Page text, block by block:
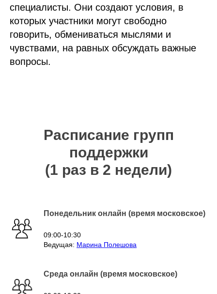
специалисты. Они создают условия, в
которых участники могут свободно
говорить, обмениваться мыслями и
чувствами, на равных обсуждать важные
вопросы.
Расписание групп
поддержки
(1 раз в 2 недели)
Понедельник онлайн (время московское)
09:00-10:30
Ведущая: Марина Полешова
Среда онлайн (время московское)